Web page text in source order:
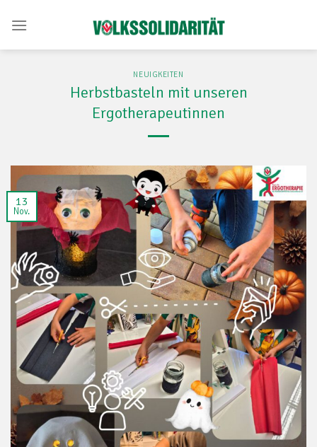
NEUIGKEITEN
Herbstbasteln mit unseren
Ergotherapeutinnen
13
Nov.